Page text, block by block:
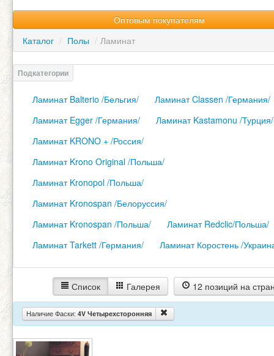
Оптовым покупателям
Каталог / Полы / Ламинат
Ламинат Balterio /Бельгия/
Ламинат Classen /Германия/
Ламинат Egger /Германия/
Ламинат Kastamonu /Турция/
Ламинат KRONO + /Россия/
Ламинат Krono Original /Польша/
Ламинат Kronopol /Польша/
Ламинат Kronospan /Белоруссия/
Ламинат Kronospan /Польша/
Ламинат Redclic/Польша/
Ламинат Tarkett /Германия/
Ламинат Коростень /
Список Галерея 12 позиций на
Наличие Фаски: 4V Четырехсторонняя